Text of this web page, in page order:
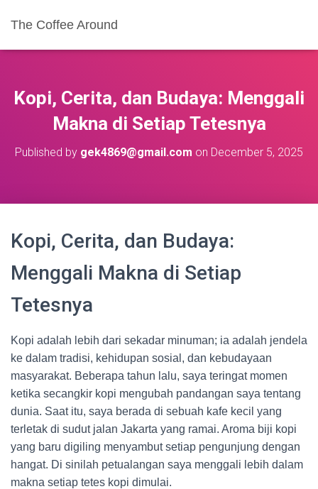
The Coffee Around
Kopi, Cerita, dan Budaya: Menggali
Makna di Setiap Tetesnya
Published by gek4869@gmail.com on December 5, 2025
Kopi, Cerita, dan Budaya:
Menggali Makna di Setiap
Tetesnya
Kopi adalah lebih dari sekadar minuman; ia adalah jendela
ke dalam tradisi, kehidupan sosial, dan kebudayaan
masyarakat. Beberapa tahun lalu, saya teringat momen
ketika secangkir kopi mengubah pandangan saya tentang
dunia. Saat itu, saya berada di sebuah kafe kecil yang
terletak di sudut jalan Jakarta yang ramai. Aroma biji kopi
yang baru digiling menyambut setiap pengunjung dengan
hangat. Di sinilah petualangan saya menggali lebih dalam
makna setiap tetes kopi dimulai.